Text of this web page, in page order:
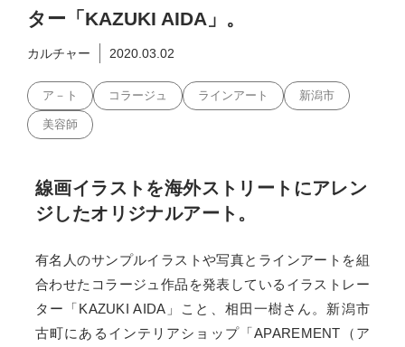
ター「KAZUKI AIDA」。
カルチャー 2020.03.02
ア－ト コラージュ ラインアート 新潟市
美容師
線画イラストを海外ストリートにアレン
ジしたオリジナルアート。
有名人のサンプルイラストや写真とラインアートを組
合わせたコラージュ作品を発表しているイラストレー
ター「KAZUKI AIDA」こと、相田一樹さん。新潟市
古町にあるインテリアショップ「APAREMENT（ア